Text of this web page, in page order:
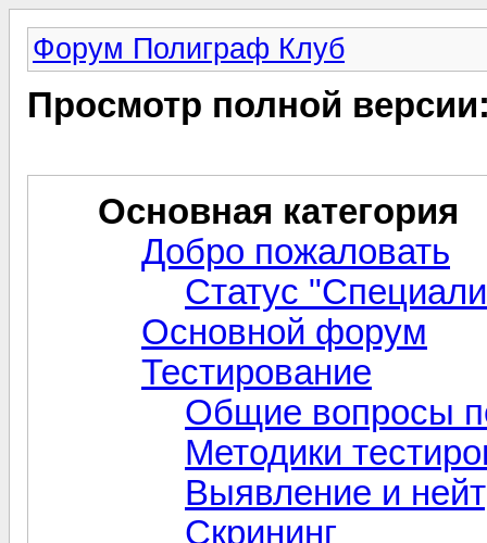
Форум Полиграф Клуб
Просмотр полной
Основная категория
Добро пожаловать
Статус
Основной форум
Тестирование
Общие вопросы
Методики
Выявление и
Скрининг